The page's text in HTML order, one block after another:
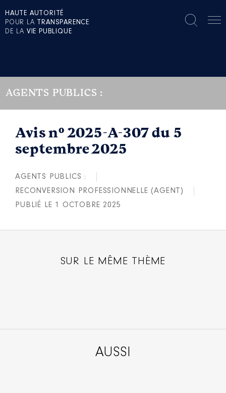
HAUTE AUTORITÉ
POUR LA TRANSPARENCE
DE LA VIE PUBLIQUE
AGENTS PUBLICS :
Avis n° 2025-A-307 du 5
septembre 2025
AGENTS PUBLICS :
RECONVERSION PROFESSIONNELLE (AGENT)
PUBLIÉ LE 1 OCTOBRE 2025
SUR LE MÊME THÈME
AUSSI